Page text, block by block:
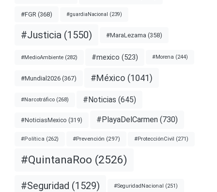
#FGR (368) #guardiaNacional (239)
#Justicia (1550) #MaraLezama (358)
#MedioAmbiente (282) #mexico (523) #Morena (244)
#Mundial2026 (367) #México (1041)
#Narcotráfico (268) #Noticias (645)
#NoticiasMexico (319) #PlayaDelCarmen (730)
#Política (262) #Prevención (297) #ProtecciónCivil (271)
#QuintanaRoo (2526)
#Seguridad (1529) #SeguridadNacional (251)